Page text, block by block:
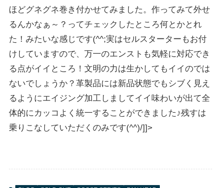
ほどグネグネ巻き付かせてみました。作ってみて外せ
るんかなぁ～？ってチェックしたところ何とかとれ
た！みたいな感じです(^^;実はセルスターターもお付
けしてい ますので、万一のエンストも気軽に対応でき
る点がイイと ころ！文明の力は生かしてもイイのでは
ないでしょうか？ 革製品には新品状態でもシブく見え
るようにエイジング加工しましてイイ味わいが出て全
体的にカッコよく統一する ことができました♪残すは
乗りこなしていただくのみです(^^)/]]>